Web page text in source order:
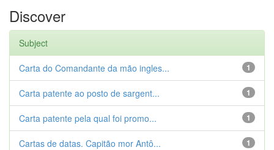
Discover
Subject
1
Carta do Comandante da mão ingles...
1
Carta patente ao posto de sargent...
1
Carta patente pela qual foi promo...
1
Cartas de datas. Capitão mor Antô...